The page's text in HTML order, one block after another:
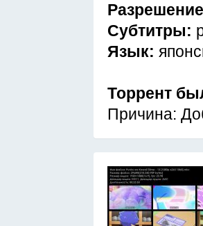
Субтитры:
Язык:
Торрент
Причина: